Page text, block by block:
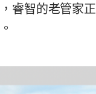
睿智的老管家